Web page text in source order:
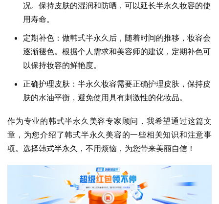
况。保持皮肤的湿润和防晒，可以延长半永久妆容的使
用寿命。
定期补色：做韩式半永久后，随着时间的推移，妆容会
逐渐褪色。根据个人需求和美容师的建议，定期补色可
以保持妆容的鲜艳度。
正确护理皮肤：半永久妆容需要正确护理皮肤，保持皮
肤的水油平衡，避免使用具有刺激性的化妆品。
作为专业的韩式半永久美容专家顾问，我希望通过这篇文
章，为您介绍了韩式半永久美容的一些相关知识和注意事
项。选择韩式半永久，不用烦恼，为您带来美丽自信！